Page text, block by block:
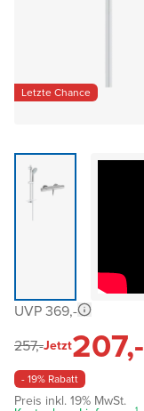
Letzte Chance
UVP 369,-
257,-Jetzt207,-
- 19% Rabatt
Preis inkl. 19% MwSt.